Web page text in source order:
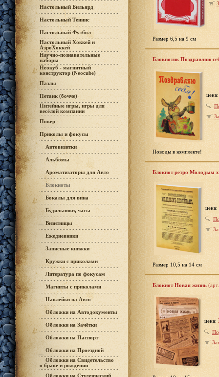
Настольный Бильярд
Настольный Теннис
Настольный Футбол
Настольный Хоккей и
АэроХоккей
Научно-познавательные
наборы
Неокуб - магнитный
конструктор (Neocube)
Пазлы
Петанк (бочче)
Питейные игры, игры для
весёлой компании
Покер
Приколы и фокусы
Автовизитки
Альбомы
Ароматизаторы для Авто
Блокноты
Бокалы для вина
Будильники, часы
Визитницы
Ежедневники
Записные книжки
Кружки с приколами
Литература по фокусам
Магниты с приколами
Наклейки на Авто
Обложки на Автодокументы
Обложки на Зачётки
Обложки на Паспорт
Обложки на Проездной
Обложки на Свидетельство
о браке и рождении
Обложки на Студенческий
Размер 6,5 на 9 см
Блокнотик Поздравляю
Поводы в комплекте!
Блокнот ретро Молодым
цена:
Размер 10,5 на 14 см
Блокнот Новая жизнь
цена: